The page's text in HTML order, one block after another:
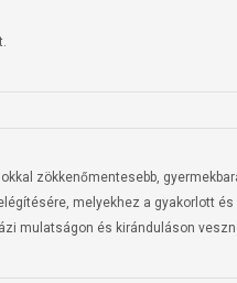
zökkenőmentesebb,
melyekhez a gyakorlott
mulatságon és kiránduláson